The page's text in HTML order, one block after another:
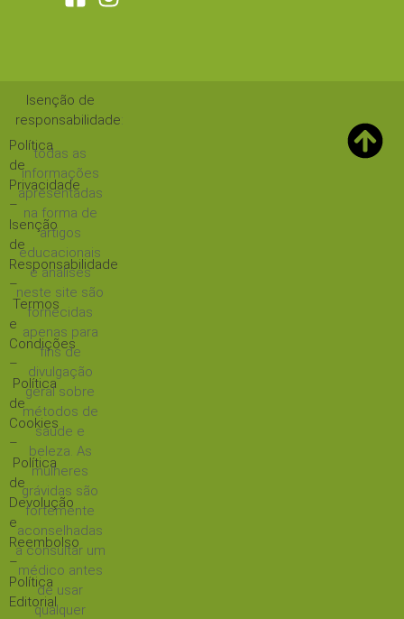
Política
de
Privacidade
–
Isenção
de
Responsabilidade
–
Termos
e
Condições
–
Política
de
Cookies
–
Política
de
Devolução
e
Reembolso
–
Política
Editorial
Isenção de
responsabilidade:
todas as
informações
apresentadas
na forma de
artigos
educacionais
e análises
neste site são
fornecidas
apenas para
fins de
divulgação
geral sobre
métodos de
saúde e
beleza. As
mulheres
grávidas são
fortemente
aconselhadas
a consultar um
médico antes
de usar
qualquer